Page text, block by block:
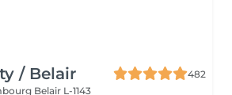
/ Belair
482
Belair L-1143